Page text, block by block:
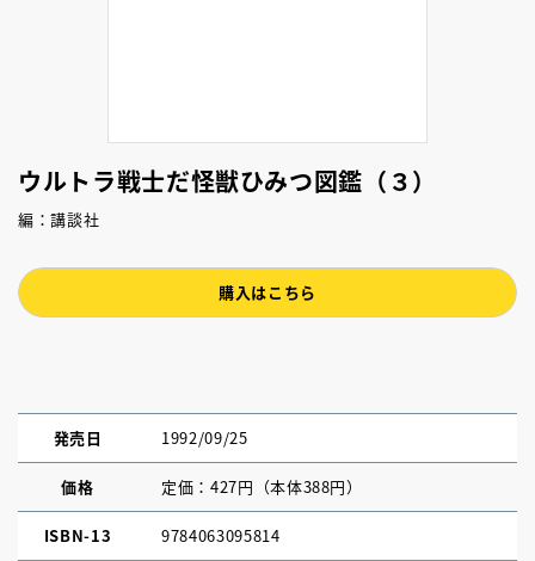
ウルトラ戦士だ怪獣ひみつ図鑑（３）
編：講談社
購入はこちら
発売日 1992/09/25
価格 定価：427円（本体388円）
ISBN-13 9784063095814